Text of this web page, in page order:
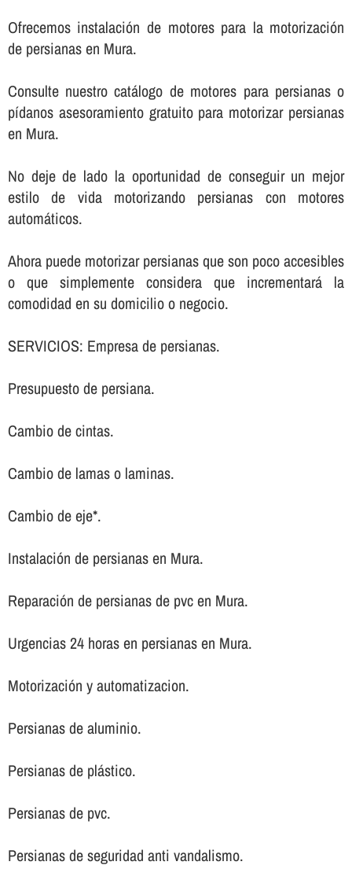
Ofrecemos instalación de motores para la motorización
de persianas en Mura.
Consulte nuestro catálogo de motores para persianas o
pí­danos asesoramiento gratuito para motorizar persianas
en Mura.
No deje de lado la oportunidad de conseguir un mejor
estilo de vida motorizando persianas con motores
automáticos.
Ahora puede motorizar persianas que son poco accesibles
o que simplemente considera que incrementará la
comodidad en su domicilio o negocio.
SERVICIOS: Empresa de persianas.
Presupuesto de persiana.
Cambio de cintas.
Cambio de lamas o laminas.
Cambio de eje*.
Instalación de persianas en Mura.
Reparación de persianas de pvc en Mura.
Urgencias 24 horas en persianas en Mura.
Motorización y automatizacion.
Persianas de aluminio.
Persianas de plástico.
Persianas de pvc.
Persianas de seguridad anti vandalismo.